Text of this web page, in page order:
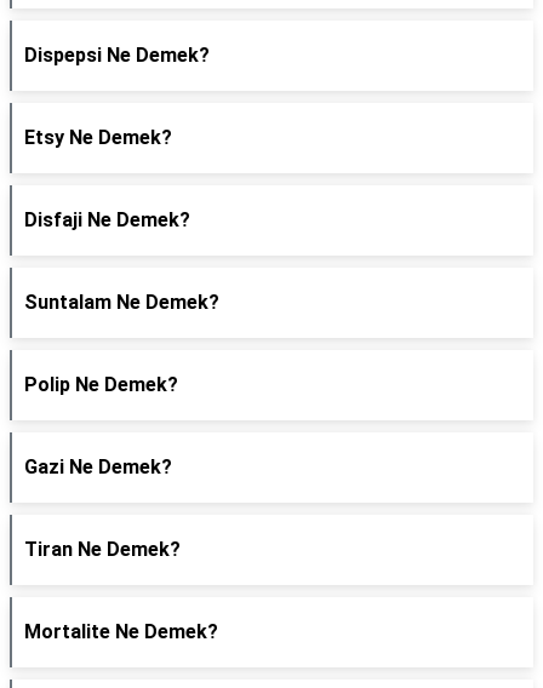
Dispepsi Ne Demek?
Etsy Ne Demek?
Disfaji Ne Demek?
Suntalam Ne Demek?
Polip Ne Demek?
Gazi Ne Demek?
Tiran Ne Demek?
Mortalite Ne Demek?